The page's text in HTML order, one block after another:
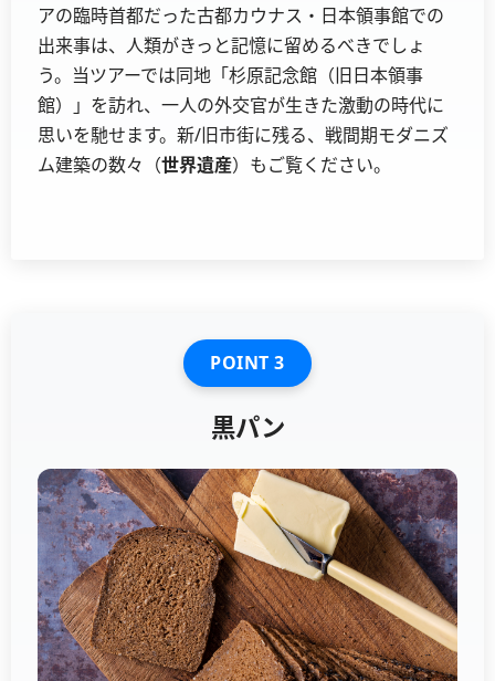
アの臨時首都だった古都カウナス・日本領事館での
出来事は、人類がきっと記憶に留めるべきでしょ
う。当ツアーでは同地「杉原記念館（旧日本領事
館）」を訪れ、一人の外交官が生きた激動の時代に
思いを馳せます。新/旧市街に残る、戦間期モダニズ
ム建築の数々（世界遺産）もご覧ください。
POINT 3
黒パン